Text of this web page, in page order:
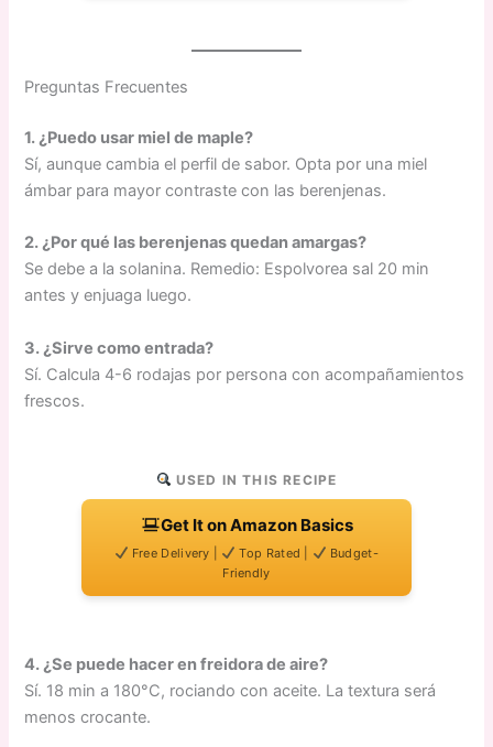
Preguntas Frecuentes
1. ¿Puedo usar miel de maple?
Sí, aunque cambia el perfil de sabor. Opta por una miel
ámbar para mayor contraste con las berenjenas.
2. ¿Por qué las berenjenas quedan amargas?
Se debe a la solanina. Remedio: Espolvorea sal 20 min
antes y enjuaga luego.
3. ¿Sirve como entrada?
Sí. Calcula 4-6 rodajas por persona con acompañamientos
frescos.
USED IN THIS RECIPE
Get It on Amazon Basics
Free Delivery | Top Rated |
Budget-
Friendly
4. ¿Se puede hacer en freidora de aire?
Sí. 18 min a 180°C, rociando con aceite. La textura será
menos crocante.